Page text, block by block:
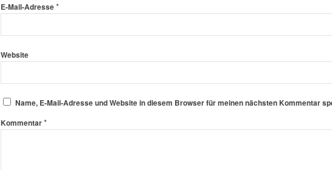
E-Mail-Adresse*
Website
Name, E-Mail-Adresse und Website in diesem Browser für meinen nächsten Kommentar
Kommentar*